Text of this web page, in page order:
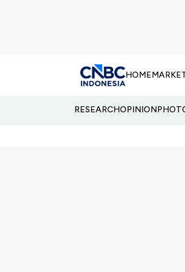
HOME
RESEARCHOPINION